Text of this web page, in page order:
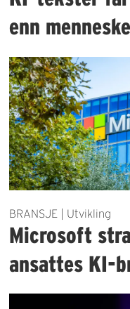
enn
BRANSJE | Utvikling
Microsoft
ansattes KI-